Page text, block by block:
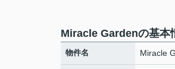
Miracle Gardenの基本
物件名 Miracle